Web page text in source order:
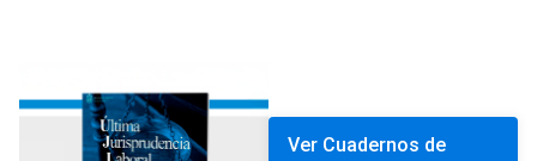
Ver Cuadernos de